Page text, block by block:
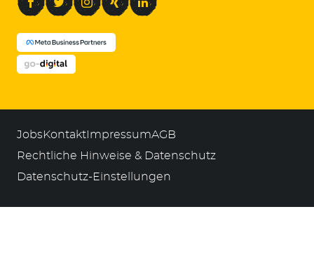
JobsKontakt ImpressumAGB
Rechtliche Hinweise & Datenschutz
Datenschutz-Einstellungen